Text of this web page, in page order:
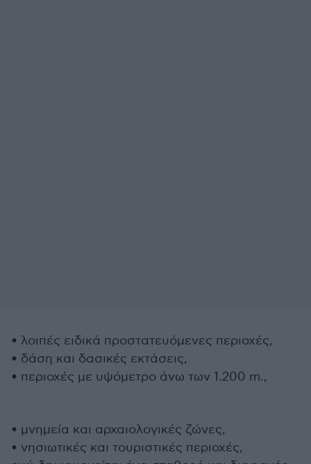
• λοιπές ειδικά προστατευόμενες περιοχές,
• δάση και δασικές εκτάσεις,
• περιοχές με υψόμετρο άνω των 1.200 m.,
• μνημεία και αρχαιολογικές ζώνες,
• νησιωτικές και τουριστικές περιοχές,